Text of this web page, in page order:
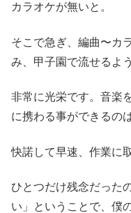
カラオケが無いと。
そこで急ぎ、編曲〜カ
み、甲子園で流せるよ
非常に光栄です。音楽
に携わる事ができるの
快諾して早速、作業に
ひとつだけ残念だった
い」ということで、僕